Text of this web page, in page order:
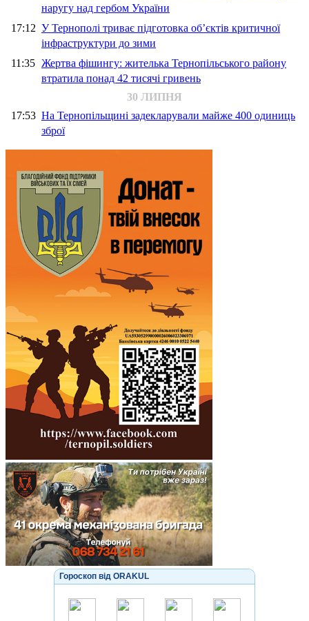
наругу над гербом України
17:12 У Тернополі триває підготовка об’єктів критичної
інфраструктури до зими
11:35 Жертва фішингу: жителька Тернопільського району
втратила понад 42 тисячі гривень
30 ЛИПНЯ
17:53 На Тернопільщині задекларували майже 400 одиниць
зброї
Гороскоп від ORAKUL